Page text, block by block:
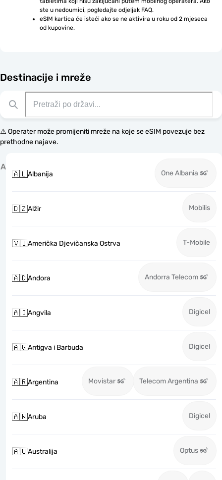
ste u nedoumici, pogledajte odjeljak FAQ.
eSIM kartica će isteći ako se ne aktivira u roku od 2 mjeseca
od kupovine.
Destinacije i mreže
⚠️ Operater može promijeniti mreže na koje se eSIM povezuje bez
prethodne najave.
A
🇦🇱Albanija One Albania
🇩🇿Alžir Mobilis
🇻🇮Američka Djevičanska Ostrva T-Mobile
🇦🇩Andora Andorra Telecom
🇦🇮Angvila Digicel
🇦🇬Antigva i Barbuda Digicel
🇦🇷Argentina Movistar Telecom Argentina
🇦🇼Aruba Digicel
🇦🇺Australija Optus